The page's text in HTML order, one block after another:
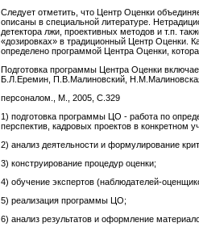
Следует отметить, что Центр Оценки
описаны в специальной литературе.
детектора лжи, проективных методов и т.п.
«дозировках» в традиционный Центр Оценки.
определено программой Центра Оценки,
Подготовка программы Центра Оценки
Б.Л.Еремин, П.В.Малиновский,
персоналом., М., 2005, С.329
1) подготовка программы ЦО - работа по
перспектив, кадровых проектов в конкретном
2) анализ деятельности и формулирование
3) конструирование процедур оценки;
4) обучение экспертов (наблюдателей-
5) реализация программы ЦО;
6) анализ результатов и оформление